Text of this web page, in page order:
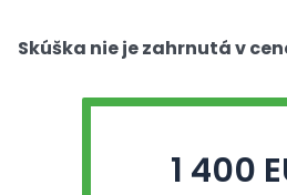
Skúška nie je zahrnutá v
1 400